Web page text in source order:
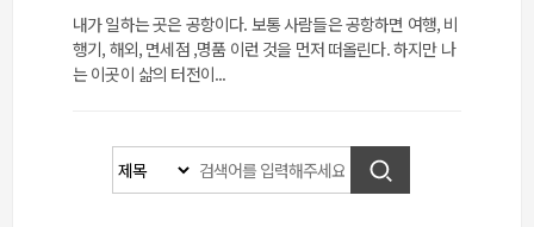
내가 일하는 곳은 공항이다. 보통 사람들은 공항하면 여행, 비
행기, 해외, 면세점 ,명품 이런 것을 먼저 떠올린다. 하지만 나
는 이곳이 삶의 터전이...